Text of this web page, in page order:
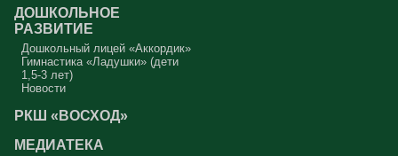
ДОШКОЛЬНОЕ
РАЗВИТИЕ
Дошкольный лицей «Аккордик»
Гимнастика «Ладушки» (дети
1,5-3 лет)
Новости
РКШ «ВОСХОД»
МЕДИАТЕКА